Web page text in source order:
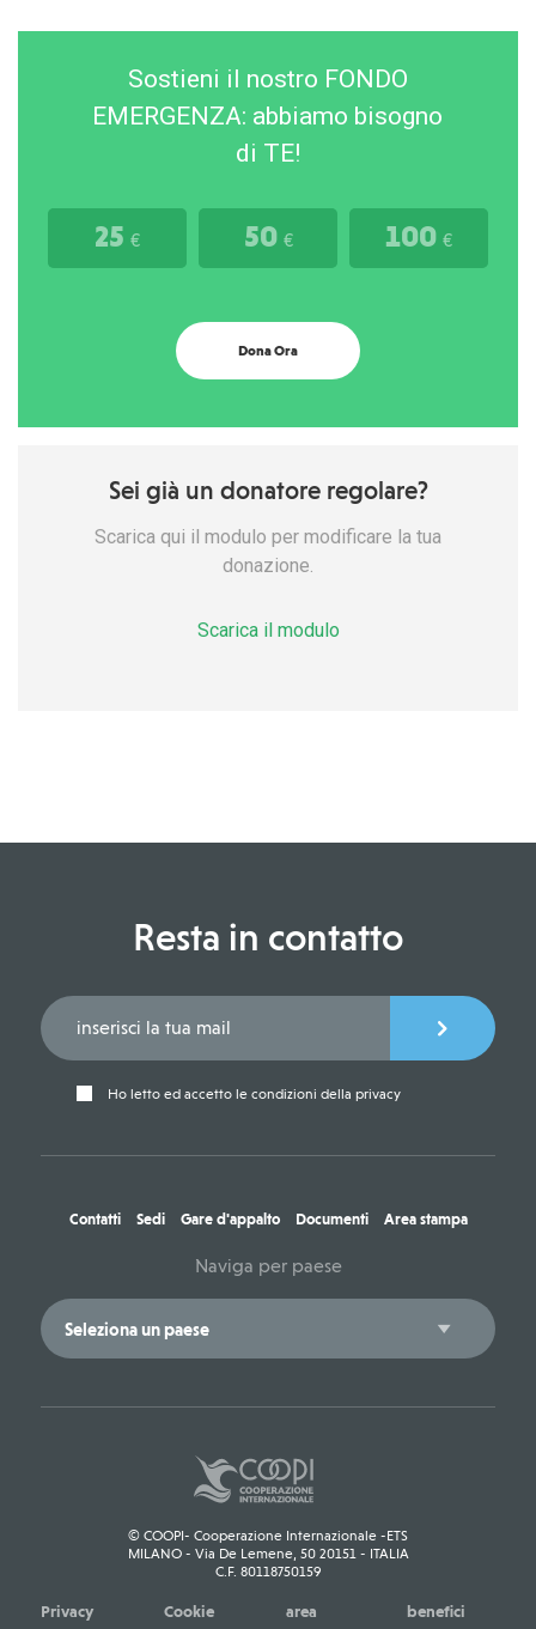
Sostieni il nostro FONDO
EMERGENZA: abbiamo bisogno
di TE!
25 € 50 € 100 €
Dona Ora
Sei già un donatore regolare?
Scarica qui il modulo per modificare la tua
donazione.
Scarica il modulo
Resta in contatto
Ho letto ed accetto le condizioni della privacy
Contatti Sedi Gare d'appalto Documenti Area stampa
Naviga per paese
© COOPI- Cooperazione Internazionale -ETS
MILANO - Via De Lemene, 50 20151 - ITALIA
C.F. 80118750159
Privacy
Cookie
area
benefici